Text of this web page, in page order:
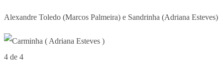
Alexandre Toledo (Marcos Palmeira) e Sandrinha (Adriana Esteves)
4 de 4